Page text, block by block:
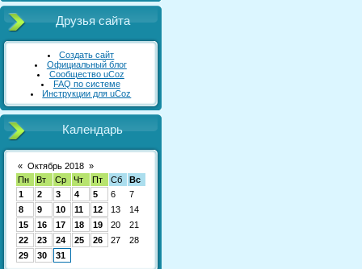
Друзья сайта
Создать сайт
Официальный блог
Сообщество uCoz
FAQ по системе
Инструкции для uCoz
Календарь
« Октябрь 2018 »
Пн
Вт Ср Чт Пт Сб
Вс
1
2 3 4 5 6
7
8
9 10 11 12 13
14
15
16 17 18 19 20
21
22
23 24 25 26 27
28
29
30 31